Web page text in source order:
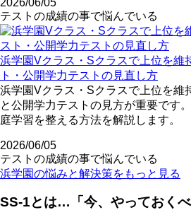
2026/06/05
テストの成績の事で悩んでいる
浜学園Vクラス・Sクラスで上位を維
ト・公開学力テストの見直し方
浜学園Vクラス・Sクラスで上位を維
と公開学力テストの見方が重要です
庭学習を整える方法を解説します。
2026/06/05
テストの成績の事で悩んでいる
浜学園の悩みと解決策をもっと見る
SS-1とは…「今、やっておく